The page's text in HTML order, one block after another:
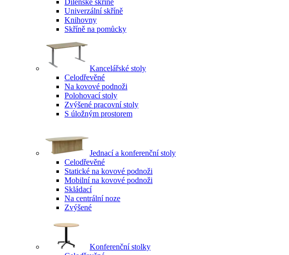
Dílenské skříně
Univerzální skříně
Knihovny
Skříně na pomůcky
Kancelářské stoly
Celodřevěné
Na kovové podnoži
Polohovací stoly
Zvýšené pracovní stoly
S úložným prostorem
Jednací a konferenční stoly
Celodřevěné
Statické na kovové podnoži
Mobilní na kovové podnoži
Skládací
Na centrální noze
Zvýšené
Konferenční stolky